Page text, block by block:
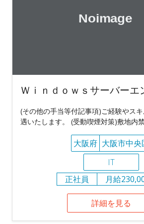
Ｗｉｎｄｏｗｓサーバーエ
(その他の手当等付記事項)ご経験やス
遇いたします。 (受動喫煙対策)敷地内
大阪府 大阪市中央
IT
正社員
月給
詳細を見る